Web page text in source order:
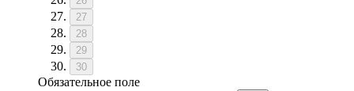
27
28
29
30
Обязательное поле